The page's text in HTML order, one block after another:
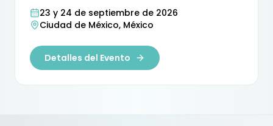
23 y 24 de septiembre de 2026
Ciudad de México, México
Detalles del Evento